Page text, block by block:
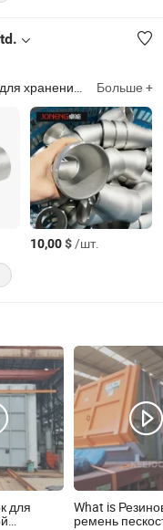
Смешивающий бак, буферный бак, бак для хранения, эмульгирующий бак, бак для охлаждения молока, бак для смешивания, котел с рубашкой, высокоскоростной миксер, пастеризатор, шнековый насос Больше +
10,00$/шт.
для
What is
ремень